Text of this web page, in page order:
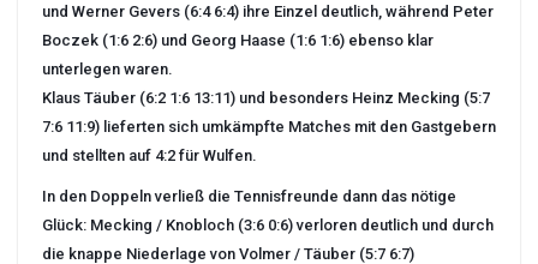
und Werner Gevers (6:4 6:4) ihre Einzel deutlich, während Peter
Boczek (1:6 2:6) und Georg Haase (1:6 1:6) ebenso klar
unterlegen waren.
Klaus Täuber (6:2 1:6 13:11) und besonders Heinz Mecking (5:7
7:6 11:9) lieferten sich umkämpfte Matches mit den Gastgebern
und stellten auf 4:2 für Wulfen.
In den Doppeln verließ die Tennisfreunde dann das nötige
Glück: Mecking / Knobloch (3:6 0:6) verloren deutlich und durch
die knappe Niederlage von Volmer / Täuber (5:7 6:7)